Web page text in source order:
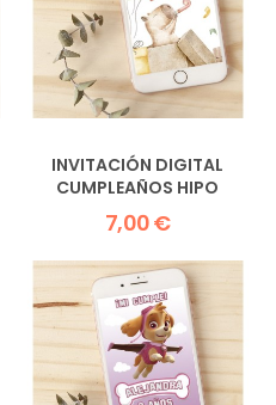
INVITACIÓN DIGITAL
CUMPLEAÑOS HIPO
7,00 €